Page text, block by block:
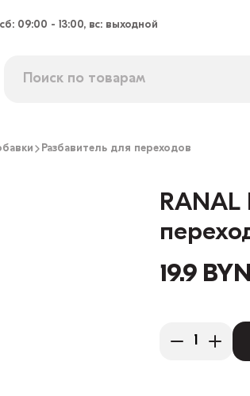
09:00 - 13:00, вс: выходной
Разбавитель для переходов
RANAL
19.9 BYN